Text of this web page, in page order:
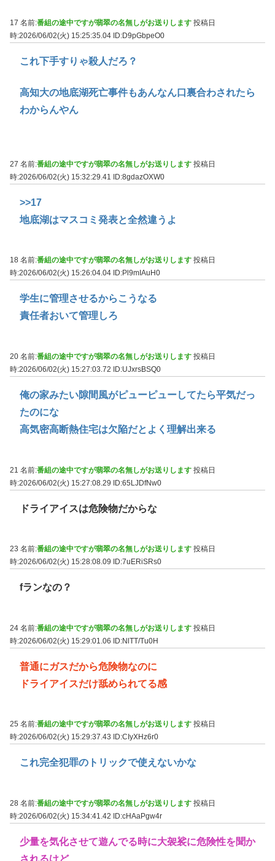
17 名前:番組の途中ですが翡翠の名無しがお送りします 投稿日
時:2026/06/02(火) 15:25:35.04 ID:D9pGbpeO0
これ下手すりゃ殺人だろ？
高知大の地底湖死亡事件もあんなん口裏合わされたら
わからんやん
27 名前:番組の途中ですが翡翠の名無しがお送りします 投稿日
時:2026/06/02(火) 15:32:29.41 ID:8gdazOXW0
>>17
地底湖はマスコミ発表と全然違うよ
18 名前:番組の途中ですが翡翠の名無しがお送りします 投稿日
時:2026/06/02(火) 15:26:04.04 ID:Pl9mIAuH0
学生に管理させるからこうなる
責任者おいて管理しろ
20 名前:番組の途中ですが翡翠の名無しがお送りします 投稿日
時:2026/06/02(火) 15:27:03.72
ID:UJxrsBSQ0
俺の家みたい隙間風がピューピューしてたら平気だっ
たのにな
高気密高断熱住宅は欠陥だとよく理解出来る
21 名前:番組の途中ですが翡翠の名無しがお送りします 投稿日
時:2026/06/02(火) 15:27:08.29 ID:65LJDfNw0
ドライアイスは危険物だからな
23 名前:番組の途中ですが翡翠の名無しがお送りします 投稿日
時:2026/06/02(火) 15:28:08.09
ID:7uERiSRs0
fランなの？
24 名前:番組の途中ですが翡翠の名無しがお送りします 投稿日
時:2026/06/02(火) 15:29:01.06 ID:NlTT/Tu0H
普通にガスだから危険物なのに
ドライアイスだけ舐められてる感
25 名前:番組の途中ですが翡翠の名無しがお送りします 投稿日
時:2026/06/02(火) 15:29:37.43
ID:CIyXHz6r0
これ完全犯罪のトリックで使えないかな
28 名前:番組の途中ですが翡翠の名無しがお送りします 投稿日
時:2026/06/02(火) 15:34:41.42
ID:cHAaPgw4r
少量を気化させて遊んでる時に大袈裟に危険性を聞か
されるけど